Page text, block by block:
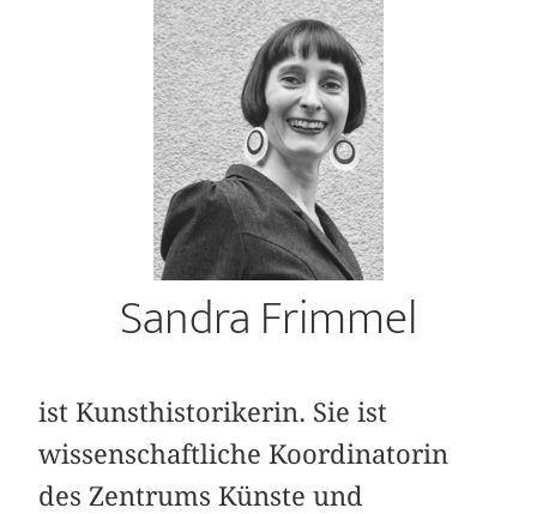
Sandra Frimmel
ist Kunsthistorikerin. Sie ist
wissenschaftliche Koordinatorin
des Zentrums Künste und